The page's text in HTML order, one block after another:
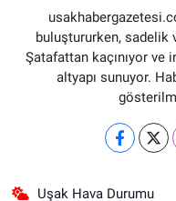
buluştururken, sadelik
Şatafattan kaçınıyor ve
altyapı sunuyor.
Uşak Hava Durumu